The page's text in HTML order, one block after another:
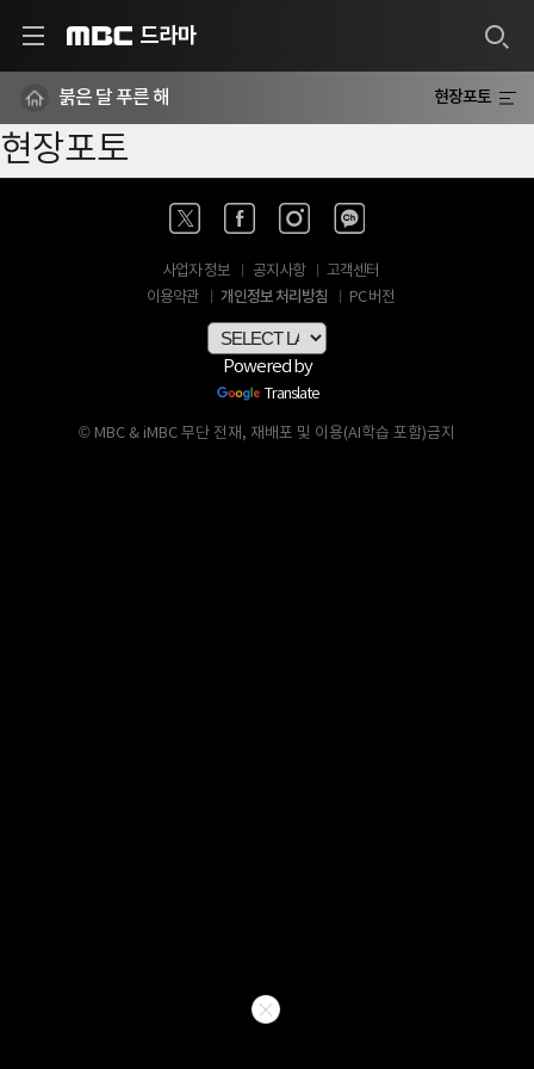
드라마
붉은 달 푸른 해 현장포토
현장포토
사업자 정보 공지사항
고객센터
이용약관
개인정보 처리방침 PC 버전
Powered by
Translate
© MBC & iMBC 무단 전재, 재배포 및 이용(AI학습 포함)금지